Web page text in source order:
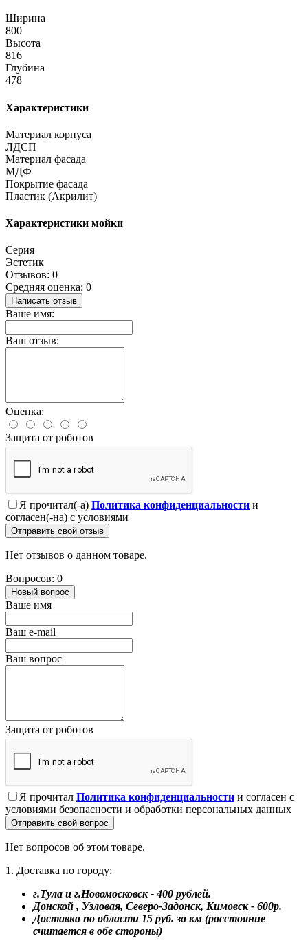
Ширина
800
Высота
816
Глубина
478
Характеристики
Материал корпуса
ЛДСП
Материал фасада
МДФ
Покрытие фасада
Пластик (Акрилит)
Характеристики мойки
Серия
Эстетик
Отзывов: 0
Средняя оценка: 0
Написать отзыв
Ваше имя:
Ваш отзыв:
Оценка:
Защита от роботов
Я прочитал(-а) Политика конфиденциальности и
согласен(-на) с условиями
Отправить свой отзыв
Нет отзывов о данном товаре.
Вопросов: 0
Новый вопрос
Ваше имя
Ваш e-mail
Ваш вопрос
Защита от роботов
Я прочитал Политика конфиденциальности и согласен с
условиями безопасности и обработки персональных данных
Отправить свой вопрос
Нет вопросов об этом товаре.
1. Доставка по городу:
г.Тула и г.Новомосковск - 400 рублей.
Донской , Узловая, Северо-Задонск, Кимовск - 600р.
Доставка по области 15 руб. за км (расстояние
считается в обе стороны)